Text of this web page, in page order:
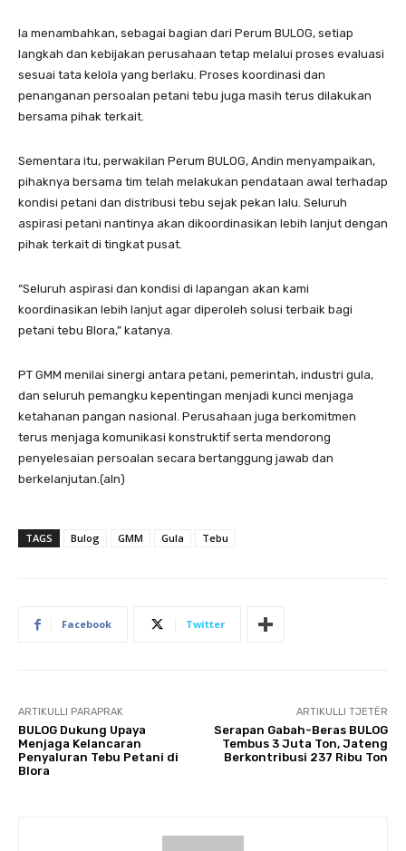
Ia menambahkan, sebagai bagian dari Perum BULOG, setiap
langkah dan kebijakan perusahaan tetap melalui proses evaluasi
sesuai tata kelola yang berlaku. Proses koordinasi dan
penanganan persoalan petani tebu juga masih terus dilakukan
bersama pihak terkait.
Sementara itu, perwakilan Perum BULOG, Andin menyampaikan,
pihaknya bersama tim telah melakukan pendataan awal terhadap
kondisi petani dan distribusi tebu sejak pekan lalu. Seluruh
aspirasi petani nantinya akan dikoordinasikan lebih lanjut dengan
pihak terkait di tingkat pusat.
“Seluruh aspirasi dan kondisi di lapangan akan kami
koordinasikan lebih lanjut agar diperoleh solusi terbaik bagi
petani tebu Blora,” katanya.
PT GMM menilai sinergi antara petani, pemerintah, industri gula,
dan seluruh pemangku kepentingan menjadi kunci menjaga
ketahanan pangan nasional. Perusahaan juga berkomitmen
terus menjaga komunikasi konstruktif serta mendorong
penyelesaian persoalan secara bertanggung jawab dan
berkelanjutan.(aln)
TAGS Bulog GMM Gula Tebu
Facebook Twitter
ARTIKULLI PARAPRAK
BULOG Dukung Upaya
Menjaga Kelancaran
Penyaluran Tebu Petani di
Blora
ARTIKULLI TJETËR
Serapan Gabah-Beras BULOG
Tembus 3 Juta Ton, Jateng
Berkontribusi 237 Ribu Ton